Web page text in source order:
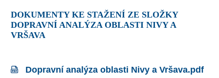
DOKUMENTY KE STAŽENÍ ZE SLOŽKY
DOPRAVNÍ ANALÝZA OBLASTI NIVY A
VRŠAVA
Dopravní analýza oblasti Nivy a Vršava.pdf